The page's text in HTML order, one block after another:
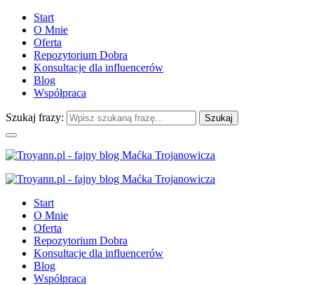
Start
O Mnie
Oferta
Repozytorium Dobra
Konsultacje dla influencerów
Blog
Współpraca
Szukaj frazy:
Start
O Mnie
Oferta
Repozytorium Dobra
Konsultacje dla influencerów
Blog
Współpraca